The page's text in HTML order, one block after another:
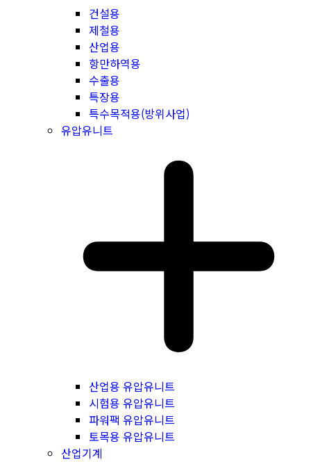
건설용
제철용
산업용
항만하역용
수출용
특장용
특수목적용(방위사업)
유압유니트
산업용 유압유니트
시험용 유압유니트
파워팩 유압유니트
토목용 유압유니트
산업기계